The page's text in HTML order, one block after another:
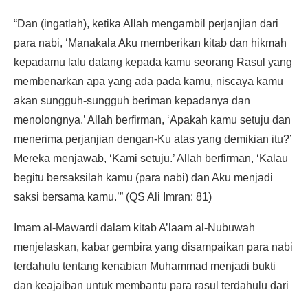
“Dan (ingatlah), ketika Allah mengambil perjanjian dari
para nabi, ‘Manakala Aku memberikan kitab dan hikmah
kepadamu lalu datang kepada kamu seorang Rasul yang
membenarkan apa yang ada pada kamu, niscaya kamu
akan sungguh-sungguh beriman kepadanya dan
menolongnya.’ Allah berfirman, ‘Apakah kamu setuju dan
menerima perjanjian dengan-Ku atas yang demikian itu?’
Mereka menjawab, ‘Kami setuju.’ Allah berfirman, ‘Kalau
begitu bersaksilah kamu (para nabi) dan Aku menjadi
saksi bersama kamu.’” (QS Ali Imran: 81)
Imam al-Mawardi dalam kitab A’laam al-Nubuwah
menjelaskan, kabar gembira yang disampaikan para nabi
terdahulu tentang kenabian Muhammad menjadi bukti
dan keajaiban untuk membantu para rasul terdahulu dari